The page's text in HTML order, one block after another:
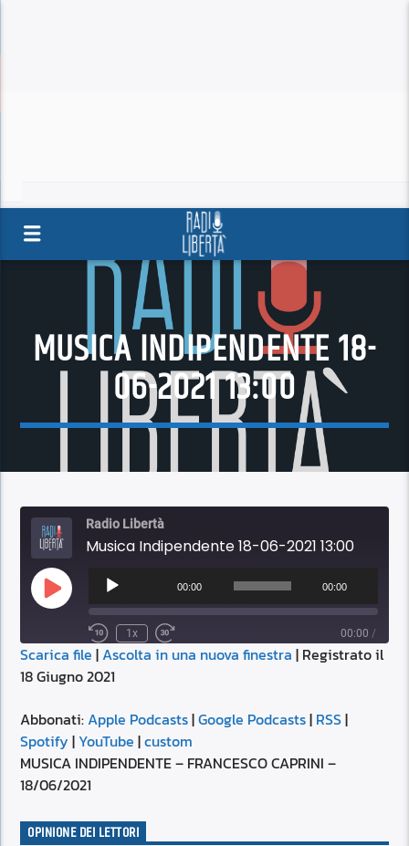
MUSICA INDIPENDENTE 18-
06-2021 13:00
Radio Libertà
Musica Indipendente 18-06-2021 13:00
Play
Episode
Audio
Player
00:00 00:00
1x 00:00 /
SUBSCRIBE SHARE
Apple Podcasts
YouTube
RSS FEED
SHARE
LINK
EMBED
Scarica file |Ascolta in una nuova finestra | Registrato il
18 Giugno 2021
Abbonati:Apple Podcasts|Google Podcasts| RSS|
Spotify | YouTube |custom
MUSICA INDIPENDENTE – FRANCESCO CAPRINI –
18/06/2021
OPINIONE DEI LETTORI